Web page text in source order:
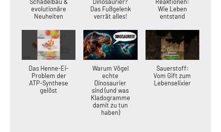
evolutionäre
Neuheiten
Das Fußgelenk
verrät alles!
Wie Leben
entstand
Das Henne-Ei-
Problem der
ATP-Synthese
gelöst
Warum Vögel
echte
Dinosaurier
sind (und was
Kladogramme
damit zu tun
haben)
Sauerstoff:
Vom Gift zum
Lebenselixier